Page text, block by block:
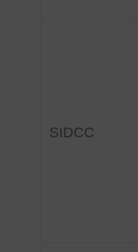
SIDCC